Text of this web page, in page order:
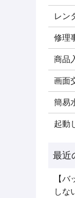
レン
修理
商品
画面
簡易
起動
【
しな